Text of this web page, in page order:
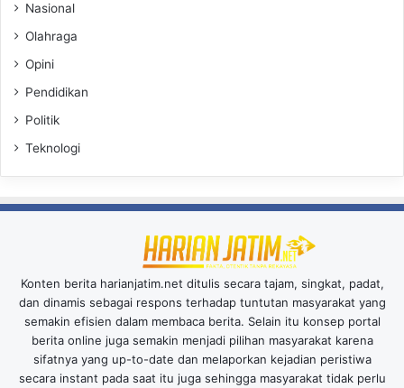
Nasional
Olahraga
Opini
Pendidikan
Politik
Teknologi
Konten berita harianjatim.net ditulis secara tajam, singkat, padat,
dan dinamis sebagai respons terhadap tuntutan masyarakat yang
semakin efisien dalam membaca berita. Selain itu konsep portal
berita online juga semakin menjadi pilihan masyarakat karena
sifatnya yang up-to-date dan melaporkan kejadian peristiwa
secara instant pada saat itu juga sehingga masyarakat tidak perlu